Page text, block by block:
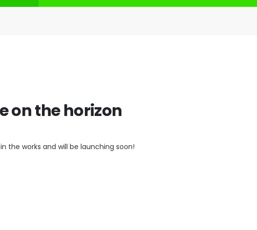
on the horizon
the works and will be launching soon!